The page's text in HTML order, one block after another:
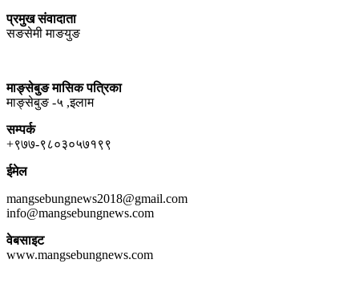
प्रमुख संवादाता
सङसेमी माङयुङ
माङ्सेबुङ मासिक पत्रिका
माङ्सेबुङ -५ ,इलाम
सम्पर्क
+९७७-९८०३०५७१९९
ईमेल
mangsebungnews2018@gmail.com
info@mangsebungnews.com
वेबसाइट
www.mangsebungnews.com